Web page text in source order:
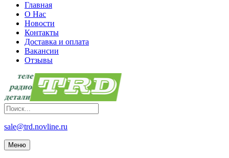
Главная
О Нас
Новости
Контакты
Доставка и оплата
Вакансии
Отзывы
sale@trd.novline.ru
Меню